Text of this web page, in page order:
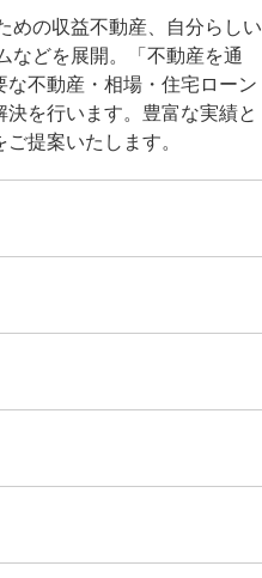
めの収益不動産、自分らしい
などを展開。「不動産を通
不動産・相場・住宅ローン
を行います。豊富な実績と
提案いたします。